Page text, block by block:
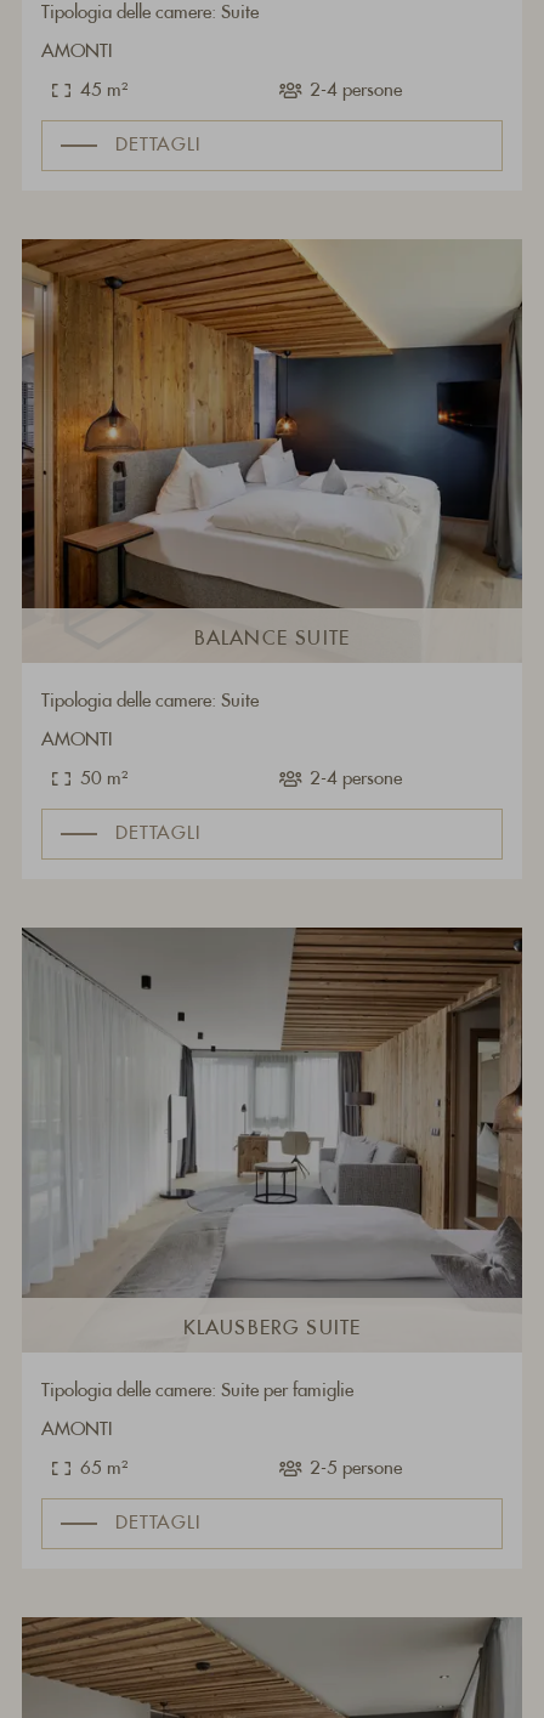
Tipologia delle camere: Suite
AMONTI
45 m² 2-4 persone
DETTAGLI
BALANCE SUITE
Tipologia delle camere: Suite
AMONTI
50 m² 2-4 persone
DETTAGLI
KLAUSBERG SUITE
Tipologia delle camere: Suite per famiglie
AMONTI
65 m² 2-5 persone
DETTAGLI